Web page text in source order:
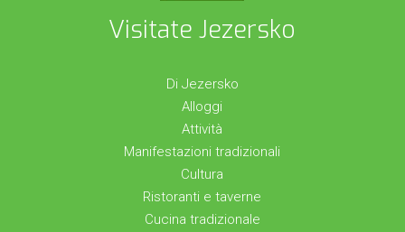
Visitate Jezersko
Di Jezersko
Alloggi
Attività
Manifestazioni tradizionali
Cultura
Ristoranti e taverne
Cucina tradizionale